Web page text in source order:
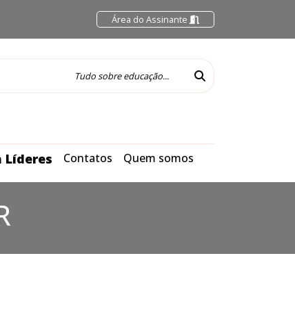
Área do Assinante
Líderes Contatos Quem somos